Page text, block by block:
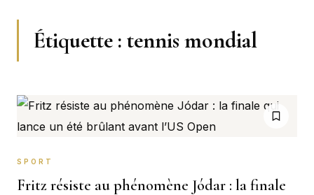
Étiquette : tennis mondial
SPORT
Fritz résiste au phénomène Jódar : la finale